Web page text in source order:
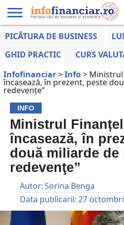
EDUCAȚIE
LA ZI
AFACERILOR
PICĂTURA DE BUSINESS
GHID PRACTIC
CURS
Infofinanciar>Info> Ministrul
încasează, în prezent, peste
redevenţe”
INFO
Ministrul
încasează, în
două miliarde de
redevenţe”
Autor:Sorina Benga
Data publicarii: 27